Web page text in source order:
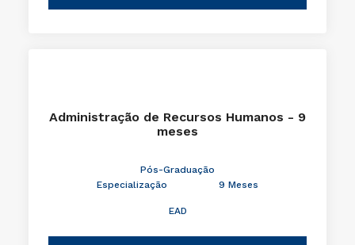
Administração de Recursos Humanos - 9
meses
Pós-Graduação
Especialização
9 Meses
EAD